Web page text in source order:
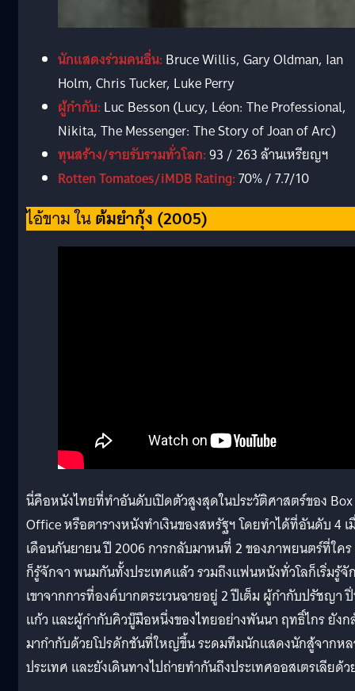
นักแสดงร่วมคนอื่น:Bruce Willis, Gary Oldman, Ian
Holm, Chris Tucker, Luke Perry
ผู้กำกับ:Luc Besson (Lucy, Léon: The Professional,
Nikita, The Messenger: The Story of Joan of Arc)
ทุนสร้าง/รายรับรวมทั่วโลก:93 / 263 ล้านเหรียญฯ
Rotten Tomatoes/iMDB Rating:70% / 7.7/10
ไอ้ขาม ในต้มยำกุ้ง (2005)
นี่คือหนังไทยที่ทำอันดับเปิดตัวสูงสุดในประวัติศาสตร์ของ Box
Office หรือตารางหนังทำเงินของสหรัฐฯ โดยทำได้ที่อันดับ 4 เ
เดือนกันยายน ปี 2006 การกลับมาหนที่ 2 ของภาพยนตร์ที่ใค
ก็รู้จักจา พนมกันทั้งประเทศแล้ว รวมถึงแฟนหนังทั่วโลก็เริ่มรู้จั
เขาจากการที่องค์บากตระเวนฉายอยู่ 2 ปีเต็ม ผู้กำกับปรัชญา
แก้ว และผู้กำกับคิวบู๊มือหนึ่งของไทยอย่างพันนา ฤทธิ์ไกร ยัง
มากำกับด้วยโปรดักชันที่ใหญ่ขึ้น ระดมทีมนักแสดงนักสู้จากห
ประเทศ และยังเดินทางไปถ่ายทำกันถึงประเทศออสเตรเลียด้